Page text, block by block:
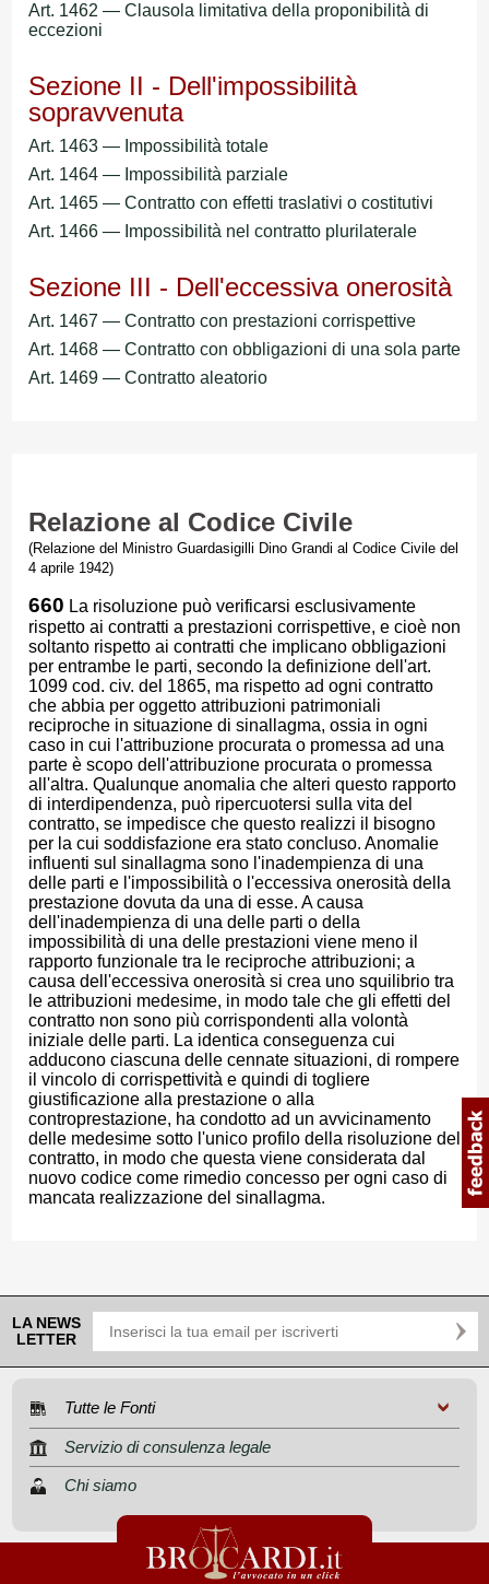
Art. 1462 — Clausola limitativa della proponibilità di
eccezioni
Sezione II - Dell'impossibilità
sopravvenuta
Art. 1463 — Impossibilità totale
Art. 1464 — Impossibilità parziale
Art. 1465 — Contratto con effetti traslativi o costitutivi
Art. 1466 — Impossibilità nel contratto plurilaterale
Sezione III - Dell'eccessiva onerosità
Art. 1467 — Contratto con prestazioni corrispettive
Art. 1468 — Contratto con obbligazioni di una sola parte
Art. 1469 — Contratto aleatorio
Relazione al Codice Civile
(Relazione del Ministro Guardasigilli Dino Grandi al Codice Civile del
4 aprile 1942)
660 La risoluzione può verificarsi esclusivamente
rispetto ai contratti a prestazioni corrispettive, e cioè non
soltanto rispetto ai contratti che implicano obbligazioni
per entrambe le parti, secondo la definizione dell'art.
1099 cod. civ. del 1865, ma rispetto ad ogni contratto
che abbia per oggetto attribuzioni patrimoniali
reciproche in situazione di sinallagma, ossia in ogni
caso in cui l'attribuzione procurata o promessa ad una
parte è scopo dell'attribuzione procurata o promessa
all'altra. Qualunque anomalia che alteri questo rapporto
di interdipendenza, può ripercuotersi sulla vita del
contratto, se impedisce che questo realizzi il bisogno
per la cui soddisfazione era stato concluso. Anomalie
influenti sul sinallagma sono l'inadempienza di una
delle parti e l'impossibilità o l'eccessiva onerosità della
prestazione dovuta da una di esse. A causa
dell'inadempienza di una delle parti o della
impossibilità di una delle prestazioni viene meno il
rapporto funzionale tra le reciproche attribuzioni; a
causa dell'eccessiva onerosità si crea uno squilibrio tra
le attribuzioni medesime, in modo tale che gli effetti del
contratto non sono più corrispondenti alla volontà
iniziale delle parti. La identica conseguenza cui
adducono ciascuna delle cennate situazioni, di rompere
il vincolo di corrispettività e quindi di togliere
giustificazione alla prestazione o alla
controprestazione, ha condotto ad un avvicinamento
delle medesime sotto l'unico profilo della risoluzione del
contratto, in modo che questa viene considerata dal
nuovo codice come rimedio concesso per ogni caso di
mancata realizzazione del sinallagma.
LA NEWS
LETTER
Tutte le Fonti
Servizio di consulenza legale
Chi siamo